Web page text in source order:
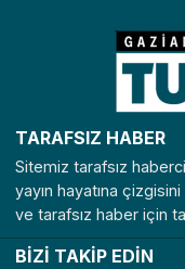
TARAFSIZ HABER
Sitemiz tarafsız
yayın hayatına
ve tarafsız haber için
BİZİ TAKİP EDİN